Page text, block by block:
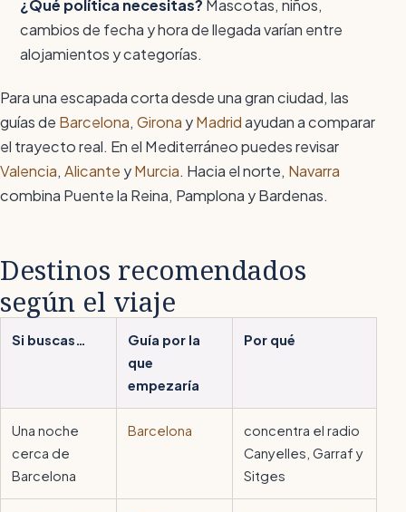
¿Qué política necesitas? Mascotas, niños,
cambios de fecha y hora de llegada varían entre
alojamientos y categorías.
Para una escapada corta desde una gran ciudad, las
guías de Barcelona, Girona yMadridayudan a comparar
el trayecto real. En el Mediterráneo puedes revisar
Valencia, Alicante yMurcia. Hacia el norte, Navarra
combina Puente la Reina, Pamplona y Bardenas.
Destinos recomendados
según el viaje
Si buscas…
Guía por la
que
empezaría
Por qué
Una noche
cerca de
Barcelona
Barcelona
concentra el radio
Canyelles, Garraf y
Sitges